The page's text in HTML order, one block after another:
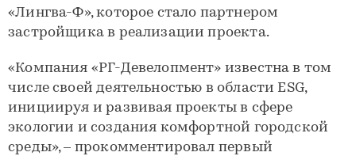
«Лингва-Ф», которое стало партнером
застройщика в реализации проекта.
«Компания «РГ-Девелопмент» известна в том
числе своей деятельностью в области ESG,
инициируя и развивая проекты в сфере
экологии и создания комфортной городской
среды», – прокомментировал первый